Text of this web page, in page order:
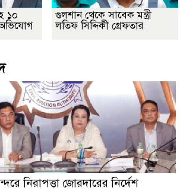
১০
অভিযোগ
গুলশান থেকে সাবেক মন্ত্রী
লতিফ সিদ্দিকী গ্রেফতার
নিরাপত্তা জোরদারের নির্দেশ